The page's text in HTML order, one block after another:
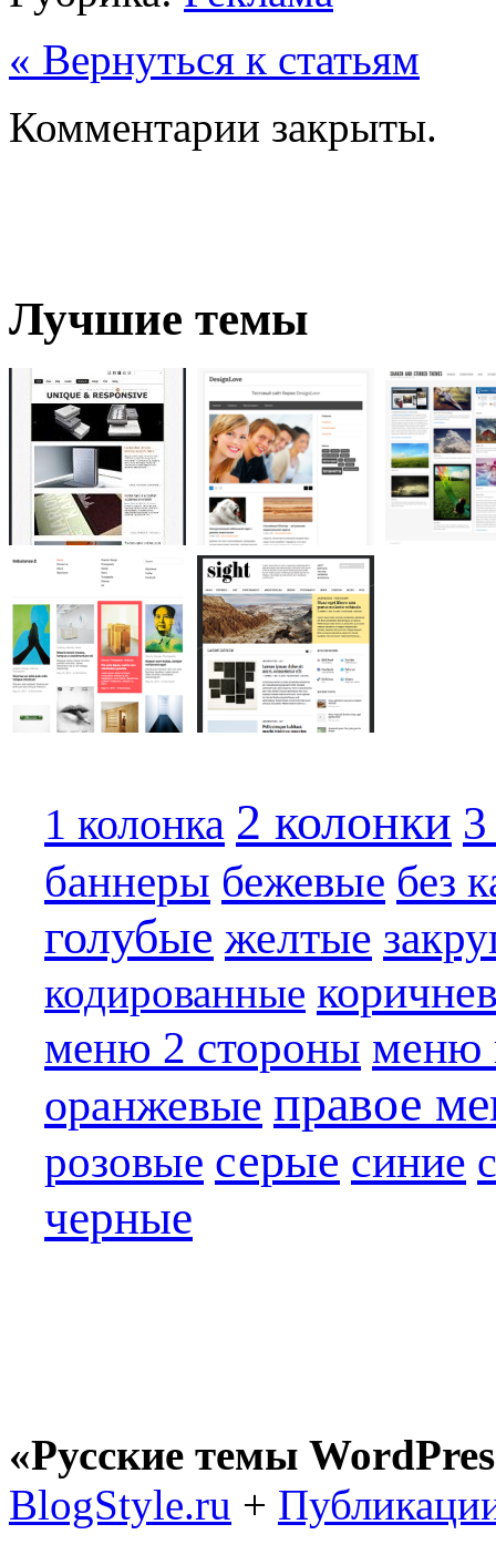
« Вернуться к статьям
Комментарии закрыты.
Лучшие темы
1 колонка 2 колонки
баннеры бежевые без
голубые желтые
кодированные
меню 2 стороны меню
оранжевые правое
розовые серые синие
черные
«Русские темы
BlogStyle.ru +